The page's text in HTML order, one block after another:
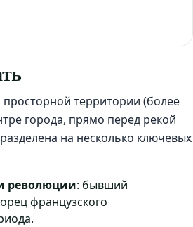
территории (более
города, прямо перед рекой
на несколько ключевых
революции: бывший
французского